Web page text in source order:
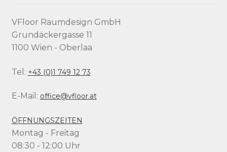
VFloor Raumdesign GmbH
Grundäckergasse 11
1100 Wien - Oberlaa
Tel: +43 (0)1 749 12 73
E-Mail: office@vfloor.at
ÖFFNUNGSZEITEN
Montag - Freitag
08:30 - 12:00 Uhr